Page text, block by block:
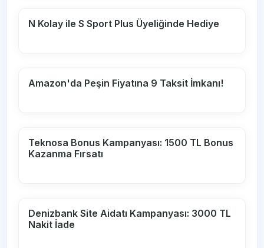
N Kolay ile S Sport Plus Üyeliğinde Hediye
Amazon'da Peşin Fiyatına 9 Taksit İmkanı!
Teknosa Bonus Kampanyası: 1500 TL Bonus
Kazanma Fırsatı
Denizbank Site Aidatı Kampanyası: 3000 TL
Nakit İade